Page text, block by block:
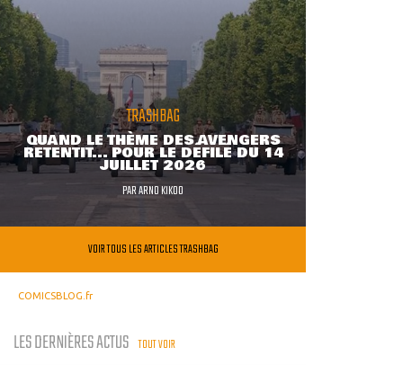
TRASHBAG
QUAND LE THÈME DES AVENGERS
RETENTIT... POUR LE DÉFILÉ DU 14
JUILLET 2026
PARARNO KIKOO
VOIR TOUS LES ARTICLES TRASHBAG
COMICSBLOG.fr
LES DERNIÈRES ACTUS TOUT VOIR